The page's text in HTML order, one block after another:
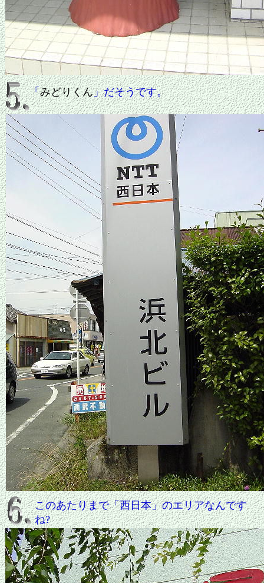
「みどりくん」だそうです。
このあたりまで「西日本」のエリアなんです
ね?